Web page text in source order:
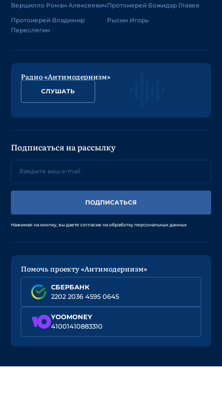
Вершилло Роман Алексеевич
Протоиерей Владимир
Переслегин
Протоиерей Божидар Главев
Рысин Игорь
Радио «Антимодернизм»
СЛУШАТЬ
Подписаться на рассылку
ПОДПИСАТЬСЯ
Нажимая на кнопку, вы даете согласие на обработку персональных данных
Помочь проекту «Антимодернизм»
СБЕРБАНК
2202 2036 4595 0645
YOOMONEY
41001410883310